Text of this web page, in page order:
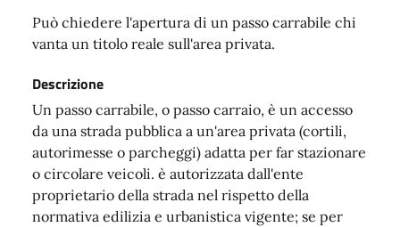
Può chiedere l'apertura di un passo carrabile chi
vanta un titolo reale sull'area privata.
Descrizione
Un passo carrabile, o passo carraio, è un accesso
da una strada pubblica a un'area privata (cortili,
autorimesse o parcheggi) adatta per far stazionare
o circolare veicoli. è autorizzata dall'ente
proprietario della strada nel rispetto della
normativa edilizia e urbanistica vigente; se per